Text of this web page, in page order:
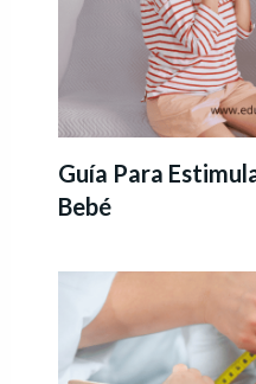
Guía Para
Bebé